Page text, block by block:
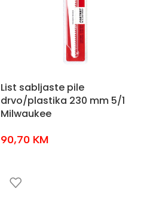
List sabljaste pile
drvo/plastika 230 mm 5/1
Milwaukee
90,70 KM